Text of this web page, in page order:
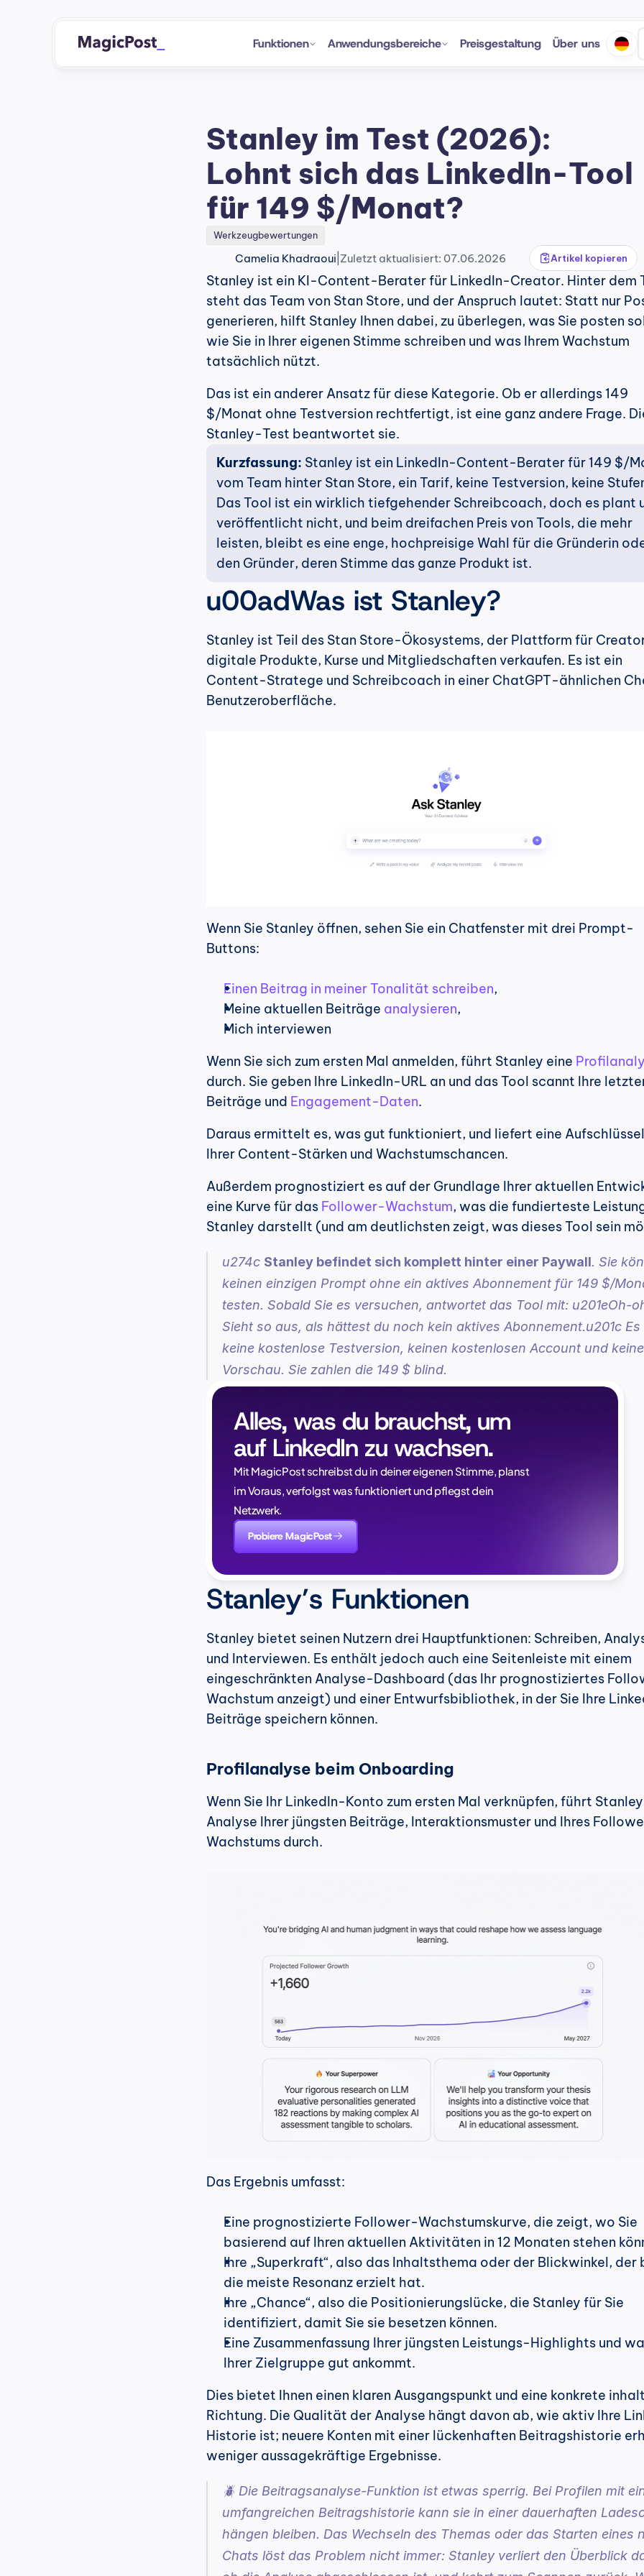
Funktionen Anwendungsbereiche Preisgestaltung Über uns
Stanley im Test (2026):
Lohnt sich das LinkedIn-Tool
für 149 $/Monat?
Werkzeugbewertungen
Camelia Khadraoui Zuletzt aktualisiert: 07.06.2026 Artikel kopieren
Stanley ist ein KI-Content-Berater für LinkedIn-Creator. Hinter dem
steht das Team von Stan Store, und der Anspruch lautet: Statt nur
generieren, hilft Stanley Ihnen dabei, zu überlegen, was Sie posten
wie Sie in Ihrer eigenen Stimme schreiben und was Ihrem Wachstum
tatsächlich nützt.
Das ist ein anderer Ansatz für diese Kategorie. Ob er allerdings 149
$/Monat ohne Testversion rechtfertigt, ist eine ganz andere Frage.
Stanley-Test beantwortet sie.
Kurzfassung: Stanley ist ein LinkedIn-Content-Berater für 149 $/
vom Team hinter Stan Store, ein Tarif, keine Testversion, keine
Das Tool ist ein wirklich tiefgehender Schreibcoach, doch es plant
veröffentlicht nicht, und beim dreifachen Preis von Tools, die mehr
leisten, bleibt es eine enge, hochpreisige Wahl für die Gründerin
den Gründer, deren Stimme das ganze Produkt ist.
u00adWas ist Stanley?
Stanley ist Teil des Stan Store-Ökosystems, der Plattform für
digitale Produkte, Kurse und Mitgliedschaften verkaufen. Es ist ein
Content-Stratege und Schreibcoach in einer ChatGPT-ähnlichen
Benutzeroberfläche.
Wenn Sie Stanley öffnen, sehen Sie ein Chatfenster mit drei Prompt-
Buttons:
Einen Beitrag in meiner Tonalität schreiben,
Meine aktuellen Beiträge analysieren,
Mich interviewen
Wenn Sie sich zum ersten Mal anmelden, führt Stanley eine
durch. Sie geben Ihre LinkedIn-URL an und das Tool scannt Ihre
Beiträge und Engagement-Daten.
Daraus ermittelt es, was gut funktioniert, und liefert eine
Ihrer Content-Stärken und Wachstumschancen.
Außerdem prognostiziert es auf der Grundlage Ihrer aktuellen
eine Kurve für das Follower-Wachstum, was die fundierteste
Stanley darstellt (und am deutlichsten zeigt, was dieses Tool sein
u274c Stanley befindet sich komplett hinter einer Paywall. Sie
keinen einzigen Prompt ohne ein aktives Abonnement für 149 $/
testen. Sobald Sie es versuchen, antwortet das Tool mit: u201eOh-
Sieht so aus, als hättest du noch kein aktives Abonnement.u201c
keine kostenlose Testversion, keinen kostenlosen Account und keine
Vorschau. Sie zahlen die 149 $ blind.
Alles, was du brauchst, um
auf LinkedIn zu wachsen.
Mit MagicPost schreibst du in deiner eigenen Stimme, planst
im Voraus, verfolgst was funktioniert und pflegst dein
Netzwerk.
Probiere MagicPost
das zu wissen:
Stanley’s Funktionen
Stanley bietet seinen Nutzern drei Hauptfunktionen: Schreiben,
und Interviewen. Es enthält jedoch auch eine Seitenleiste mit einem
eingeschränkten Analyse-Dashboard (das Ihr prognostiziertes
Wachstum anzeigt) und einer Entwurfsbibliothek, in der Sie Ihre
Beiträge speichern können.
Profilanalyse beim Onboarding
Wenn Sie Ihr LinkedIn-Konto zum ersten Mal verknüpfen, führt
Analyse Ihrer jüngsten Beiträge, Interaktionsmuster und Ihres
Wachstums durch.
Das Ergebnis umfasst:
Eine prognostizierte Follower-Wachstumskurve, die zeigt, wo Sie
basierend auf Ihren aktuellen Aktivitäten in 12 Monaten stehen
Ihre „Superkraft“, also das Inhaltsthema oder der Blickwinkel, der
die meiste Resonanz erzielt hat.
Ihre „Chance“, also die Positionierungslücke, die Stanley für Sie
identifiziert, damit Sie sie besetzen können.
Eine Zusammenfassung Ihrer jüngsten Leistungs-Highlights und
Ihrer Zielgruppe gut ankommt.
Dies bietet Ihnen einen klaren Ausgangspunkt und eine konkrete
Richtung. Die Qualität der Analyse hängt davon ab, wie aktiv Ihre
Historie ist; neuere Konten mit einer lückenhaften Beitragshistorie
weniger aussagekräftige Ergebnisse.
🪲 Die Beitragsanalyse-Funktion ist etwas sperrig. Bei Profilen mit
umfangreichen Beitragshistorie kann sie in einer dauerhaften
hängen bleiben. Das Wechseln des Themas oder das Starten eines
Chats löst das Problem nicht immer: Stanley verliert den Überblick